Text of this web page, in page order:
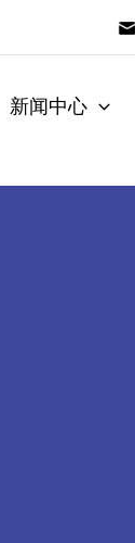
新闻中心